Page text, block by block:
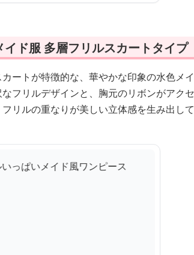
ド服 多層フリルスカートタイプ
ートが特徴的な、華やかな印象の水色メイ
フリルデザインと、胸元のリボンがアク
リルの重なりが美しい立体感を生み出して